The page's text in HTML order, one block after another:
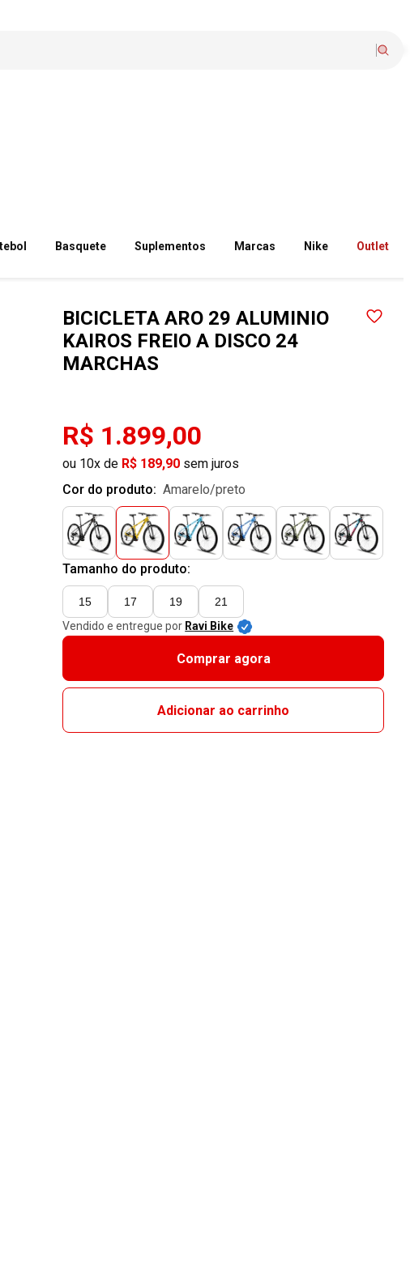
Basquete Suplementos Marcas Nike Outlet
BICICLETA ARO 29 ALUMINIO
KAIROS FREIO A DISCO 24
MARCHAS
R$ 1.899,00
ou 10x de R$ 189,90 sem juros
Cor do produto:
amarelo/preto
Tamanho do produto:
15 17 19
21
Vendido e entregue por Ravi Bike
Comprar agora
Adicionar ao carrinho